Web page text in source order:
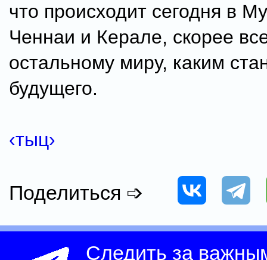
что происходит сегодня в
Ченнаи и Керале, скорее
остальному миру, каким
будущего.
‹тыц›
Поделиться ➩
Следить за